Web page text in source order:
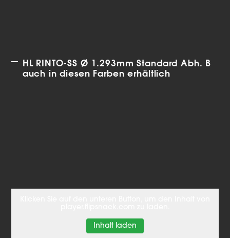
HL RINTO-SS Ø 1.293mm Standard Abh. B
auch in diesen Farben erhältlich
Inhalt laden